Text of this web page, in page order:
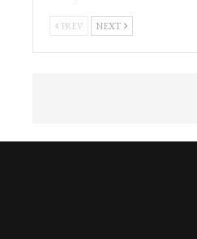
PREV NEXT